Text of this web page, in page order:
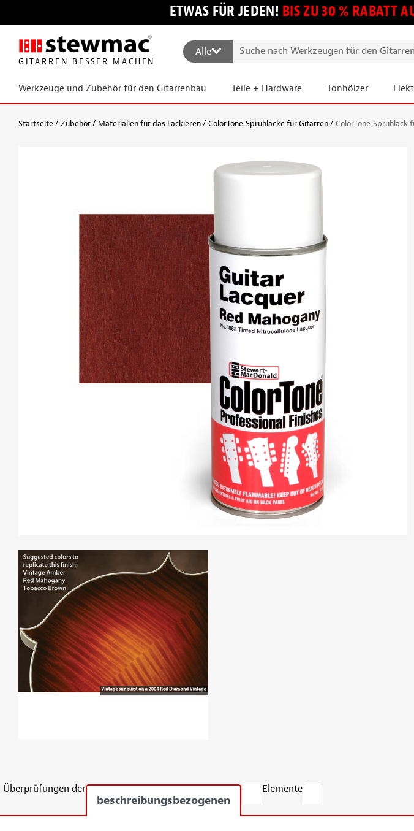
ETWAS FÜR JEDEN! BIS ZU 30 % RABATT
GITARREN BESSER MACHEN
Alle
Werkzeuge und Zubehör für den Gitarrenbau Teile + Hardware Tonhölzer
Startseite Zubehör Materialien für das Lackieren ColorTone-Sprühlacke für Gitarren ColorTone-Sprühlack
Überprüfungen der
beschreibungsbezogenen
Elemente